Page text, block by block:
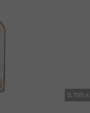
0.750 л.